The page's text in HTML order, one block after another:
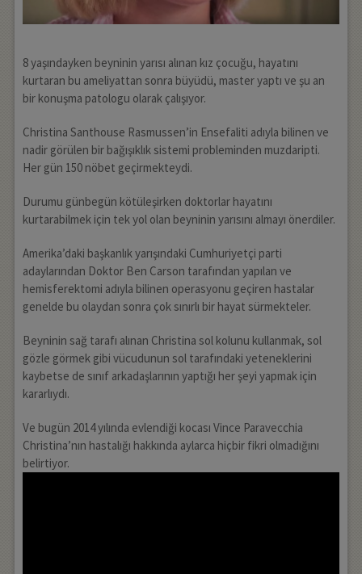
8 yaşındayken beyninin yarısı alınan kız çocuğu, hayatını
kurtaran bu ameliyattan sonra büyüdü, master yaptı ve şu an
bir konuşma patologu olarak çalışıyor.
Christina Santhouse Rasmussen’in Ensefaliti adıyla bilinen ve
nadir görülen bir bağışıklık sistemi probleminden muzdaripti.
Her gün 150 nöbet geçirmekteydi.
Durumu günbegün kötüleşirken doktorlar hayatını
kurtarabilmek için tek yol olan beyninin yarısını almayı önerdiler.
Amerika’daki başkanlık yarışındaki Cumhuriyetçi parti
adaylarından Doktor Ben Carson tarafından yapılan ve
hemisferektomi adıyla bilinen operasyonu geçiren hastalar
genelde bu olaydan sonra çok sınırlı bir hayat sürmekteler.
Beyninin sağ tarafı alınan Christina sol kolunu kullanmak, sol
gözle görmek gibi vücudunun sol tarafındaki yeteneklerini
kaybetse de sınıf arkadaşlarının yaptığı her şeyi yapmak için
kararlıydı.
Ve bugün 2014 yılında evlendiği kocası Vince Paravecchia
Christina’nın hastalığı hakkında aylarca hiçbir fikri olmadığını
belirtiyor.